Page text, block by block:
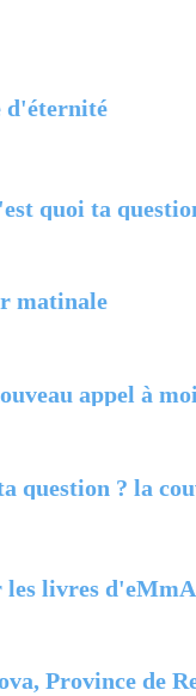
d'éternité
quoi ta
matinale
appel à moi
livres